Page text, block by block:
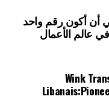
أن أكون رقم واحد
عالم الأعمال
“Wink